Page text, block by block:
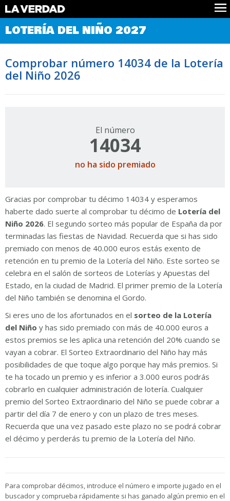
Comprobar Loteria del Niño
Premios
Noticias
Datos
Historia
LOTERÍA DEL NIÑO 2027
Comprobar número 14034 de la Lotería
del Niño 2026
El número
14034
no ha sido premiado
Gracias por comprobar tu décimo 14034 y esperamos
haberte dado suerte al comprobar tu décimo de Lotería del
Niño 2026. El segundo sorteo más popular de España da por
terminadas las fiestas de Navidad. Recuerda que si has sido
premiado con menos de 40.000 euros estás exento de
retención en tu premio de la Lotería del Niño. Este sorteo se
celebra en el salón de sorteos de Loterías y Apuestas del
Estado, en la ciudad de Madrid. El primer premio de la Lotería
del Niño también se denomina el Gordo.
Si eres uno de los afortunados en el sorteo de la Lotería
del Niño y has sido premiado con más de 40.000 euros a
estos premios se les aplica una retención del 20% cuando se
vayan a cobrar. El Sorteo Extraordinario del Niño hay más
posibilidades de que toque algo porque hay más premios. Si
te ha tocado un premio y es inferior a 3.000 euros podrás
cobrarlo en cualquier administración de lotería. Cualquier
premio del Sorteo Extraordinario del Niño se puede cobrar a
partir del día 7 de enero y con un plazo de tres meses.
Recuerda que una vez pasado este plazo no se podrá cobrar
el décimo y perderás tu premio de la Lotería del Niño.
Para comprobar décimos, introduce el número e importe jugado en el
buscador y comprueba rápidamente si has ganado algún premio en el